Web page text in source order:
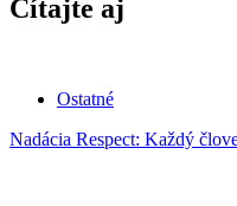
Čítajte aj
Ostatné
Nadácia Respect: Každý